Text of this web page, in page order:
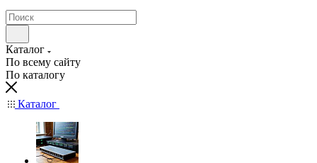
Каталог
По всему сайту
По каталогу
Каталог